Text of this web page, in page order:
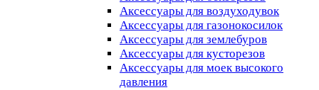
Аксессуары для воздуходувок
Аксессуары для газонокосилок
Аксессуары для землебуров
Аксессуары для кусторезов
Аксессуары для моек высокого
давления